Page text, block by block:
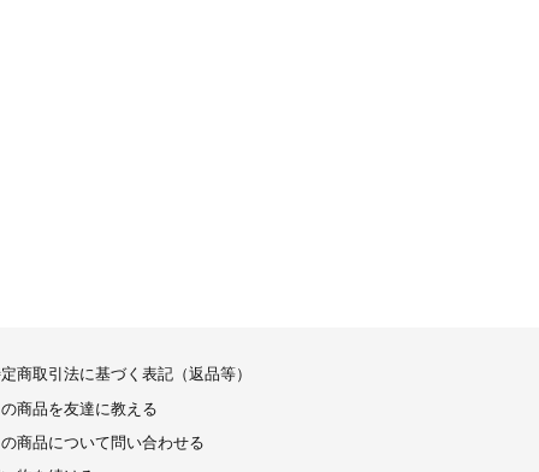
商取引法に基づく表記（返品等）
の商品を友達に教える
商品について問い合わせる